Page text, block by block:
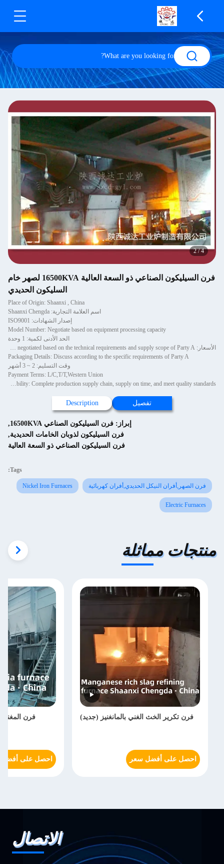
2/4
فرن السيليكون الصناعي ذو السعة العالية 16500KVA لصهر خام
السليكون الحديدي
Place of Origin: Shaanxi , China
اسم العلامة التجارية: Shaanxi Chengda
إصدار الشهادات: ISO9001
Model Number: Negotiate based on equipment processing capacity
الحد الأدنى لكمية: 1 وحدة
الأسعار: The price will be negotiated based on the technical requirements and supply scope of Party A
Packaging Details: Discuss according to the specific requirements of Party A
وقت التسليم: 2 ~ 3 أشهر
Payment Terms: L/C,T/T,Western Union
Supply Ability: Complete production supply chain, supply on time, and meet quality standards
تفصيل Description
إبراز: فرن السيليكون الصناعي 16500KVA
,
فرن السيليكون لذوبان الخامات الحديدية,
فرن السيليكون الصناعي ذو السعة العالية
Tags:
فرن الصهر,أفران النيكل الحديدي,أفران كهربائية Nickel Iron Furnaces
Electric Furnaces
منتجات مماثلة
فرن تكرير الخث الغني بالمانغنيز (جديد)
احصل على أفضل سعر
فرن
احصل على
الاتصال